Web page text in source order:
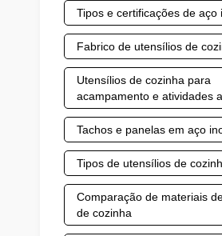
Tipos e certificações de aço
Fabrico de utensílios de
Utensílios de cozinha para
acampamento e atividades
Tachos e panelas em aço
Tipos de utensílios de
Comparação de materiais
de cozinha